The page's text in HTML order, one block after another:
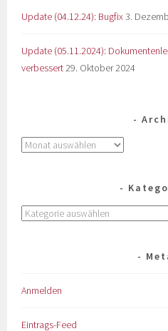
Update (04.12.24): Bugfix3.
Update (05.11.2024):
verbessert29. Oktober 2024
Anmelden
Eintrags-Feed